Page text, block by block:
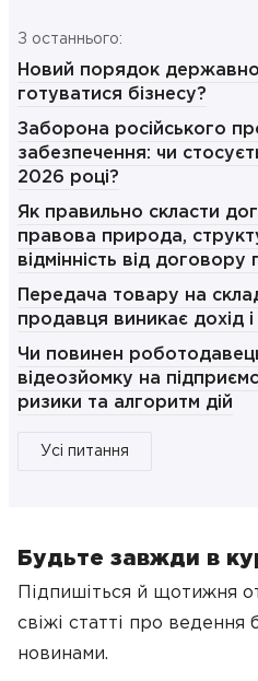
З останнього:
Новий порядок
готуватися бізнесу?
Заборона російського
забезпечення: чи
2026 році?
Як правильно скласти
правова природа,
відмінність від
Передача товару на
продавця виникає дохід
Чи повинен
відеозйомку на
ризики та алгоритм дій
Усі питання
Будьте завжди в
Підпишіться й щотижня
свіжі статті про ведення
новинами.